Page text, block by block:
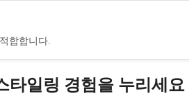
합합니다.
타일링 경험을 누리세요